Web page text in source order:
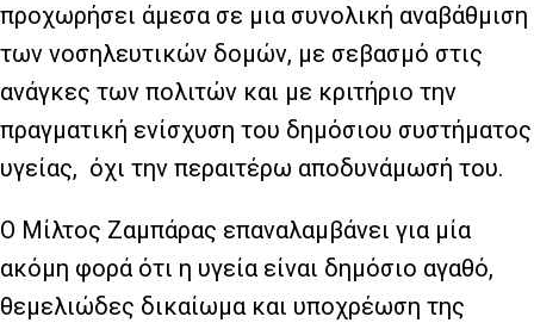
προχωρήσει άμεσα σε μια συνολική αναβάθμιση
των νοσηλευτικών δομών, με σεβασμό στις
ανάγκες των πολιτών και με κριτήριο την
πραγματική ενίσχυση του δημόσιου συστήματος
υγείας, όχι την περαιτέρω αποδυνάμωσή του.
Ο Μίλτος Ζαμπάρας επαναλαμβάνει για μία
ακόμη φορά ότι η υγεία είναι δημόσιο αγαθό,
θεμελιώδες δικαίωμα και υποχρέωση της